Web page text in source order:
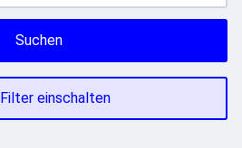
Suchen
Filter einschalten